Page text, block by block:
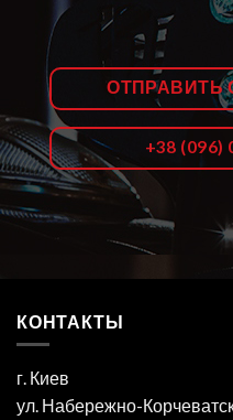
ОТПРАВИТЬ
+38 (096)
КОНТАКТЫ
г. Киев
ул. Набережно-